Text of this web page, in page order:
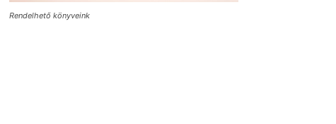
Rendelhető könyveink